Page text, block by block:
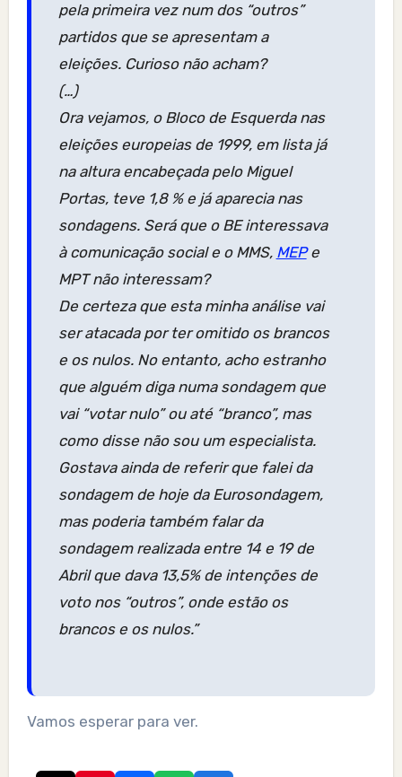
pela primeira vez num dos “outros”
partidos que se apresentam a
eleições. Curioso não acham?
(…)
Ora vejamos, o Bloco de Esquerda nas
eleições europeias de 1999, em lista já
na altura encabeçada pelo Miguel
Portas, teve 1,8 % e já aparecia nas
sondagens. Será que o BE interessava
à comunicação social e o MMS, MEPe
MPT não interessam?
De certeza que esta minha análise vai
ser atacada por ter omitido os brancos
e os nulos. No entanto, acho estranho
que alguém diga numa sondagem que
vai “votar nulo” ou até “branco”, mas
como disse não sou um especialista.
Gostava ainda de referir que falei da
sondagem de hoje da Eurosondagem,
mas poderia também falar da
sondagem realizada entre 14 e 19 de
Abril que dava 13,5% de intenções de
voto nos “outros”, onde estão os
brancos e os nulos.”
Vamos esperar para ver.